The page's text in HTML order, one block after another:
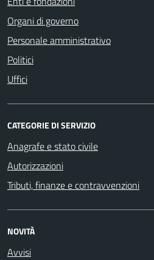
Organi di governo
Personale amministrativo
Politici
Uffici
CATEGORIE DI SERVIZIO
Anagrafe e stato civile
Autorizzazioni
Tributi, finanze e contravvenzioni
NOVITÀ
Avvisi